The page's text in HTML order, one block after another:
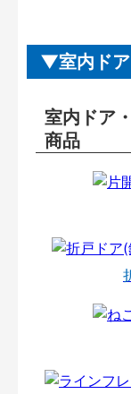
室内ド
室内ドア
商品